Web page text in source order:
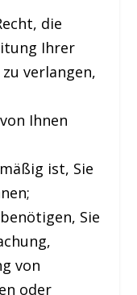
die
Ihrer
verlangen,
Ihnen
ist, Sie
Sie
von
oder